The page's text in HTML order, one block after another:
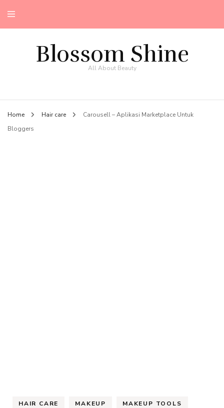
Blossom Shine
All About Beauty
Home Hair care
Carousell – Aplikasi Marketplace Untuk
Bloggers
HAIR CARE MAKEUP MAKEUP TOOLS